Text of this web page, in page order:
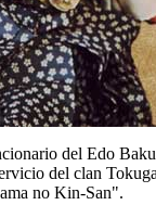
del Edo
del clan
no Kin-San".